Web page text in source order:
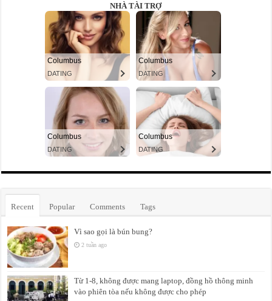
NHÀ TÀI TRỢ
Recent Popular Comments Tags
Vì sao gọi là bún bung?
2 tuần ago
Từ 1-8, không được mang laptop, đồng hồ thông minh
vào phiên tòa nếu không được cho phép